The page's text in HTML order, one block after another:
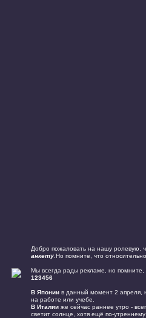
Добро пожаловать на нашу ролевую,
анкету .Но помните, что
Мы всегда рады рекламе, но помните,
123456
В Японии в данный момент 2 апреля,
на работе или учебе.
В Италии же сейчас раннее утро -
светит солнце, хотя ещё по-